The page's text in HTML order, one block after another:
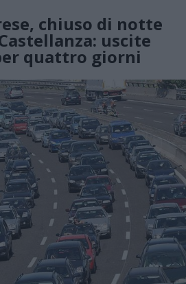
chiuso di notte
uscite
quattro giorni